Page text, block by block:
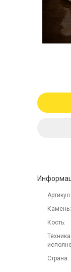
Артикул
Камень
Кость
Техника
Страна